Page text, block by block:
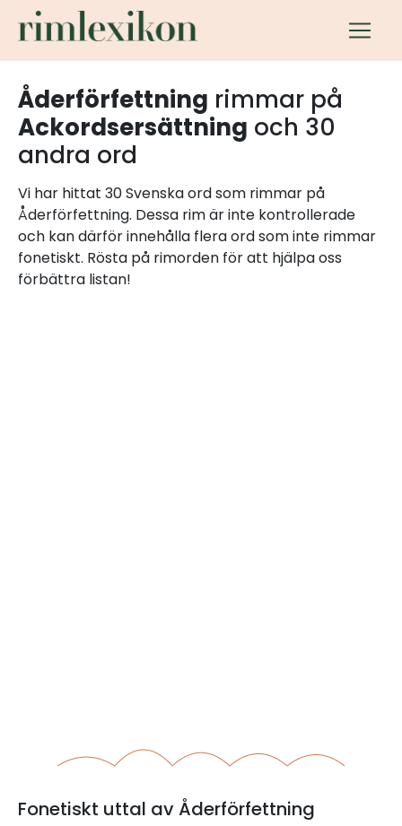
Åderförfettning rimmar på
Ackordsersättning och 30
andra ord
Vi har hittat 30 Svenska ord som rimmar på
Åderförfettning. Dessa rim är inte kontrollerade
och kan därför innehålla flera ord som inte rimmar
fonetiskt. Rösta på rimorden för att hjälpa oss
förbättra listan!
Fonetiskt uttal av Åderförfettning